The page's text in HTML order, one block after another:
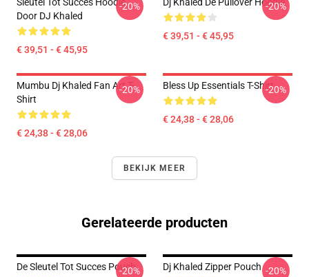
Door DJ Khaled
€ 39,51 - € 45,95
-20%
€ 39,51 - € 45,95
-20%
Mumbu Dj Khaled Fan Art T-
Shirt
€ 24,38 - € 28,06
-20% Bless Up Essentials T-Shirt
€ 24,38 - € 28,06
-20%
BEKIJK MEER
Gerelateerde producten
De Sleutel Tot Succes Pouch
-20% Dj Khaled Zipper Pouch -20%